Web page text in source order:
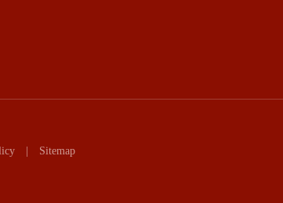
| Sitemap